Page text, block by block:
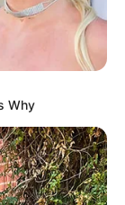
alors mettre
qui
Why